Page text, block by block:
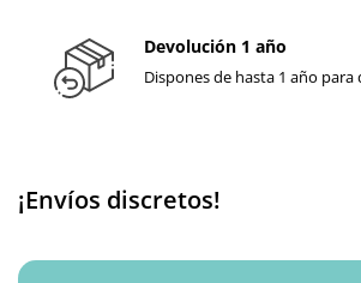
Devolución 1 año
Dispones de hasta 1 año
¡Envíos discretos!